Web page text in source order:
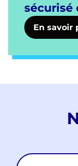
sécurisé
En savoir